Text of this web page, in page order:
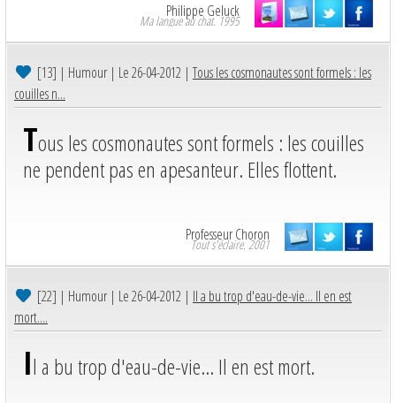
Philippe Geluck
Ma langue au chat. 1995
[13] | Humour | Le 26-04-2012 |Tous les cosmonautes sont formels : les
couilles n...
Tous les cosmonautes sont formels : les couilles
ne pendent pas en apesanteur. Elles flottent.
Professeur Choron
Tout s'éclaire. 2001
[22] | Humour | Le 26-04-2012 | Il a bu trop d'eau-de-vie... Il en est
mort....
Il a bu trop d'eau-de-vie... Il en est mort.